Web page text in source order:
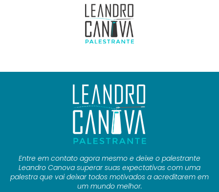
[cmplz-document type=”cookie-statement” region=”br”]
Entre em contato agora mesmo e deixe o palestrante
Leandro Canova superar suas expectativas com uma
palestra que vai deixar todos motivados a acreditarem em
um mundo melhor.